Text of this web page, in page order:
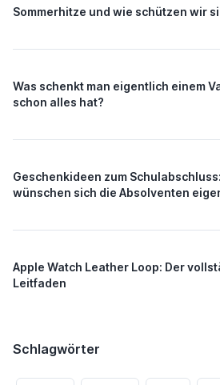
Sommerhitze und wie schützen wir
Was schenkt man eigentlich einem
schon alles hat?
Geschenkideen zum
wünschen sich die Absolventen
Apple Watch Leather Loop: Der
Leitfaden
Schlagwörter